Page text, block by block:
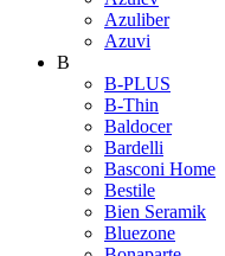
Azuliber
Azuvi
B
B-PLUS
B-Thin
Baldocer
Bardelli
Basconi Home
Bestile
Bien Seramik
Bluezone